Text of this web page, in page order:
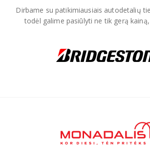
Dirbame su patikimiausiais autodetalių
todėl galime pasiūlyti ne tik gerą